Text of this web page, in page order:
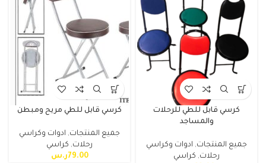
كرسي قابل للطي للرحلات
والمساجد
جميع المنتجات, ادوات وكراسي
رحلات, كراسي
كرسي قابل للطي مريح ومبطن
جميع المنتجات, ادوات وكراسي
رحلات, كراسي
79.00ر.س